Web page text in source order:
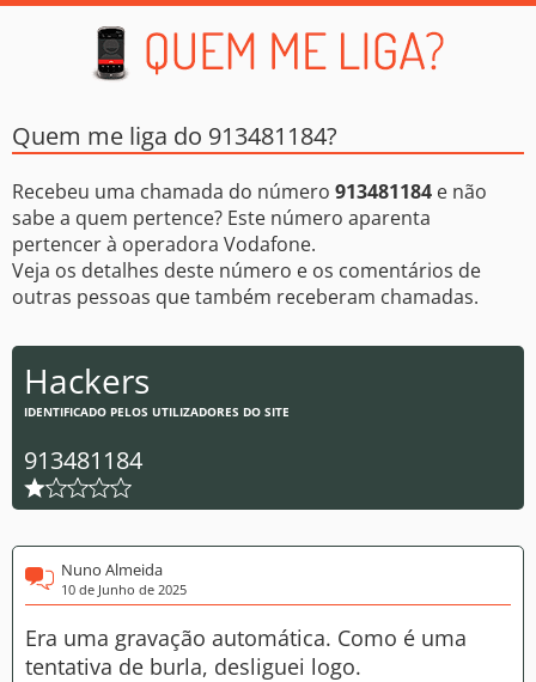
Quem me liga do 913481184?
Recebeu uma chamada do número 913481184 e não
sabe a quem pertence? Este número aparenta
pertencer à operadora Vodafone.
Veja os detalhes deste número e os comentários de
outras pessoas que também receberam chamadas.
Hackers
IDENTIFICADO PELOS UTILIZADORES DO SITE
913481184
Nuno Almeida
10 de Junho de 2025
Era uma gravação automática. Como é uma
tentativa de burla, desliguei logo.